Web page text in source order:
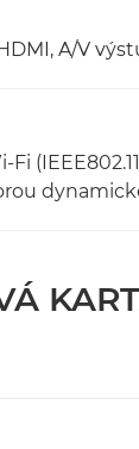
A/V